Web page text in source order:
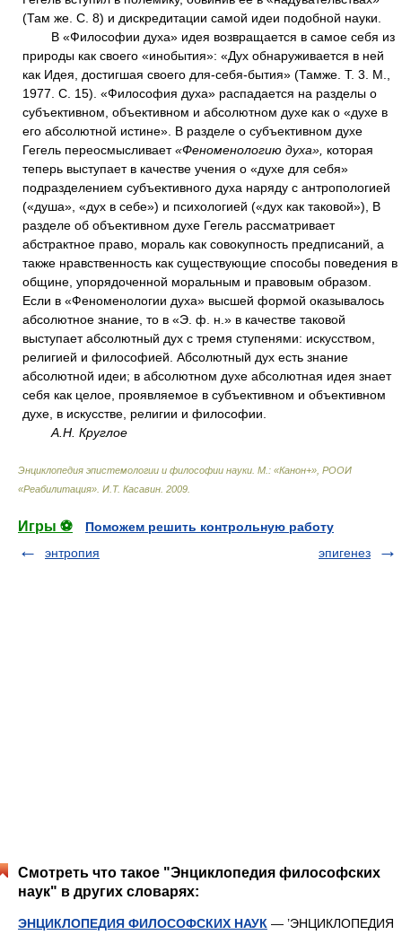
(Там же. С. 8) и дискредитации самой идеи подобной науки.
В «Философии духа» идея возвращается в самое себя из
природы как своего «инобытия»: «Дух обнаруживается в ней
как Идея, достигшая своего для-себя-бытия» (Тамже. Т. 3. М.,
1977. С. 15). «Философия духа» распадается на разделы о
субъективном, объективном и абсолютном духе как о «духе в
его абсолютной истине». В разделе о субъективном духе
Гегель переосмысливает«Феноменологию духа», которая
теперь выступает в качестве учения о «духе для себя»
подразделением субъективного духа наряду с антропологией
(«душа», «дух в себе») и психологией («дух как таковой»), В
разделе об объективном духе Гегель рассматривает
абстрактное право, мораль как совокупность предписаний, а
также нравственность как существующие способы поведения в
общине, упорядоченной моральным и правовым образом.
Если в «Феноменологии духа» высшей формой оказывалось
абсолютное знание, то в «Э. ф. н.» в качестве таковой
выступает абсолютный дух с тремя ступенями: искусством,
религией и философией. Абсолютный дух есть знание
абсолютной идеи; в абсолютном духе абсолютная идея знает
себя как целое, проявляемое в субъективном и объективном
духе, в искусстве, религии и философии.
А.Н. Круглое
Энциклопедия эпистемологии и философии науки. М.: «Канон+», РООИ
«Реабилитация» И.Т. Касавин 2009
Игры ⚽
Поможем решить контрольную работу
энтропия
эпигенез
Смотреть что такое "Энциклопедия философских
наук" в других словарях:
ЭНЦИКЛОПЕДИЯ ФИЛОСОФСКИХ НАУК — ’ЭНЦИКЛОПЕДИЯ